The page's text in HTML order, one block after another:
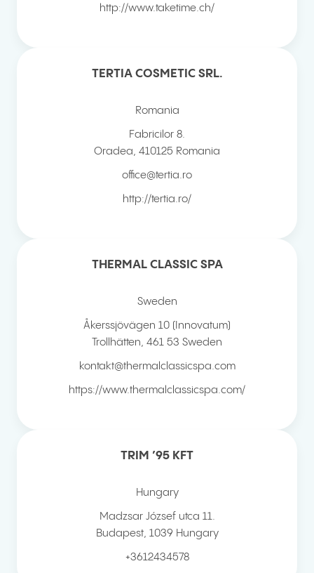
http://www.taketime.ch/
TERTIA COSMETIC SRL.
Romania
Fabricilor 8.
Oradea 410125 Romania
office@tertia.ro
http://tertia.ro/
THERMAL CLASSIC SPA
Sweden
Åkerssjövägen 10 (Innovatum)
Trollhätten 461 53 Sweden
kontakt@thermalclassicspa.com
https://www.thermalclassicspa.com/
TRIM ’95 KFT
Hungary
Madzsar József utca 11.
Budapest, 1039 Hungary
+3612434578